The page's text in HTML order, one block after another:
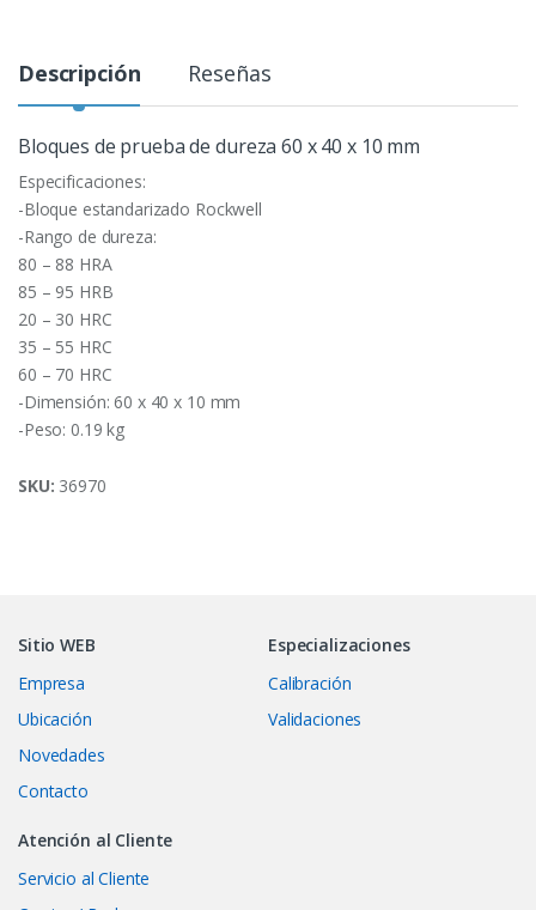
Descripción Reseñas
Bloques de prueba de dureza 60 x 40 x 10 mm
Especificaciones:
-Bloque estandarizado Rockwell
-Rango de dureza:
80 – 88 HRA
85 – 95 HRB
20 – 30 HRC
35 – 55 HRC
60 – 70 HRC
-Dimensión: 60 x 40 x 10 mm
-Peso: 0.19 kg
SKU: 36970
Sitio WEB
Empresa
Ubicación
Novedades
Contacto
Especializaciones
Calibración
Validaciones
Atención al Cliente
Servicio al Cliente